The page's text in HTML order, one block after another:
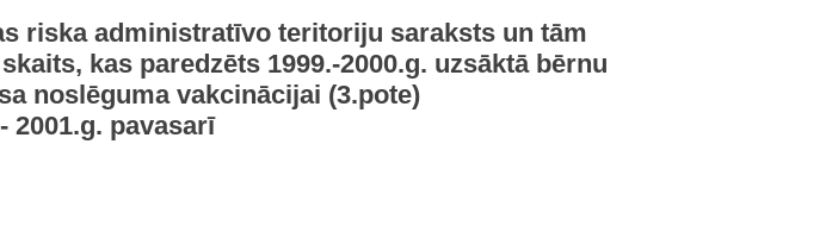
riska administratīvo teritoriju saraksts un tām
kas paredzēts 1999.-2000.g. uzsāktā bērnu
noslēguma vakcinācijai (3.pote)
2001.g. pavasarī